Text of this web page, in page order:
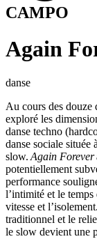
CAMPO
Again
danse
Au cours des douze
exploré les
danse techno
danse sociale située
slow. Again Forever
potentiellement
performance
l’intimité et le
vitesse et l’isolement.
traditionnel et le
le slow devient une